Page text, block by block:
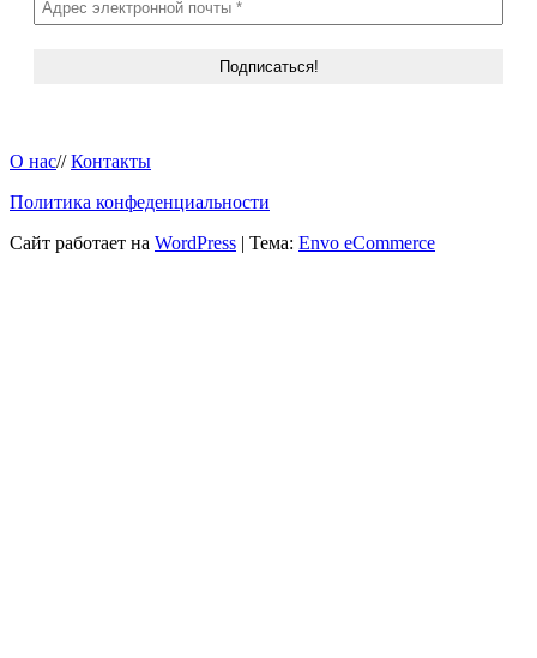
О нас//Контакты
Политика конфеденциальности
Сайт работает на WordPress | Тема: Envo eCommerce